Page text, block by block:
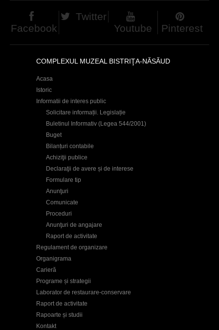
t
e
Facebook
Twitter
Youtube
Pinterest
COMPLEXUL MUZEAL BISTRIŢA-NĂSĂUD
Acasa
Istoric
Informatii de interes public
Solicitare informații. Legislație
Buletinul Informativ (Legea 544/2001)
Buget
Bilanțuri contabile
Achiziţii publice
Declaraţii de avere și de interese
Formulare tip
Anunţuri
Comunicate
Proceduri
Anunţuri de angajare
Raport de activitate
Regulament de organizare
Organigrama
Carieră
Programe și strategii
Laborator de restaurare-conservare
Raport de activitate
Rapoarte și studii
Kontakt